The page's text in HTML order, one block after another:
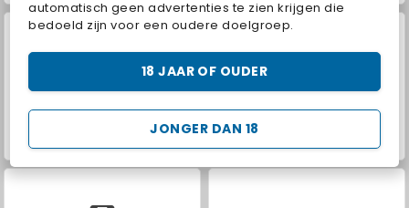
automatisch geen advertenties te zien krijgen die
bedoeld zijn voor een oudere doelgroep.
JONGER DAN 18
18 JAAR OF OUDER